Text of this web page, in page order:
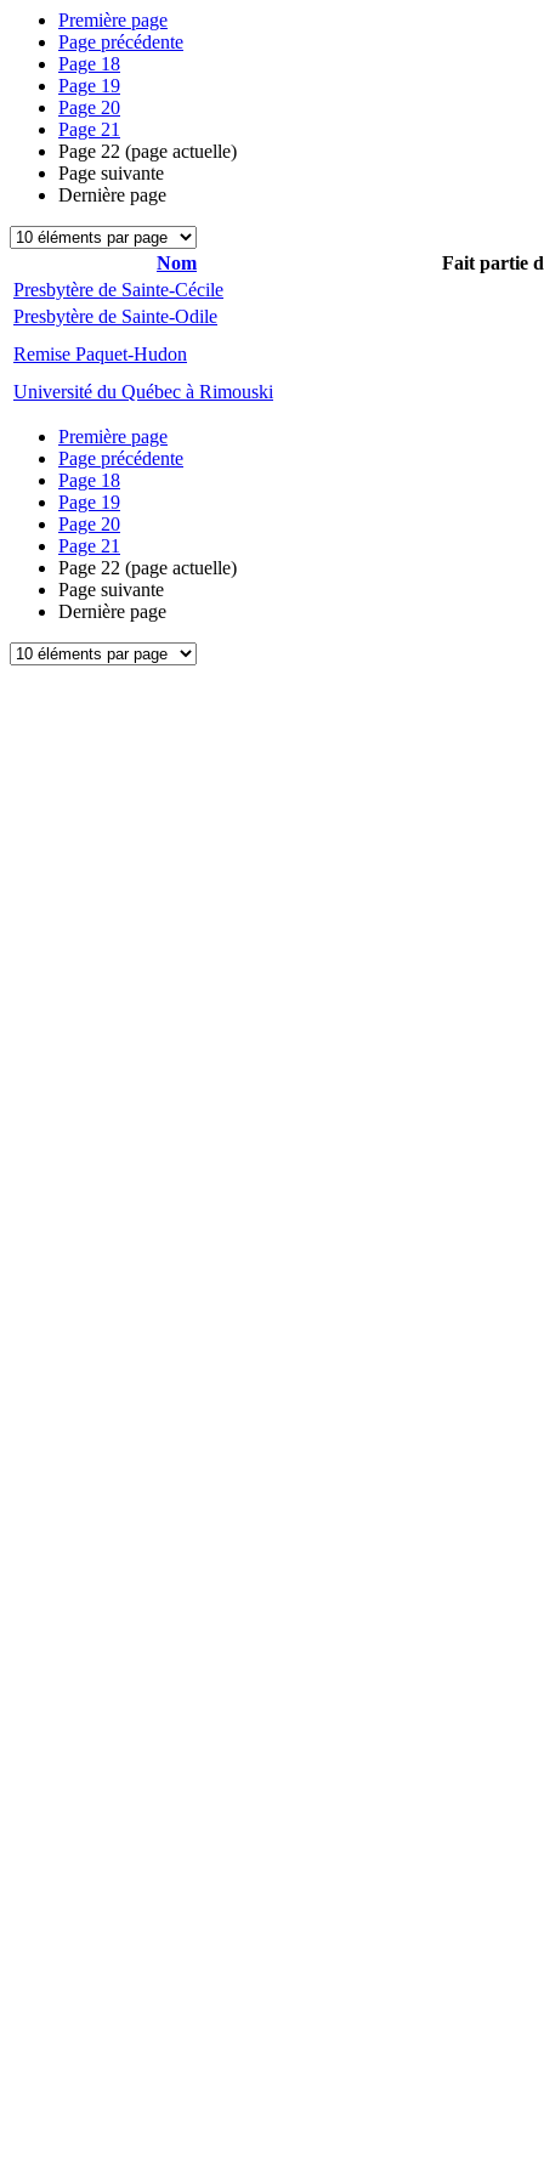
Première page
Page précédente
Page 18
Page 19
Page 20
Page 21
Page 22 (page actuelle)
Page suivante
Dernière page
Nom
Fait partie
Presbytère de Sainte-Cécile
Presbytère de Sainte-Odile
Remise Paquet-Hudon
Université du Québec à Rimouski
Première page
Page précédente
Page 18
Page 19
Page 20
Page 21
Page 22 (page actuelle)
Page suivante
Dernière page